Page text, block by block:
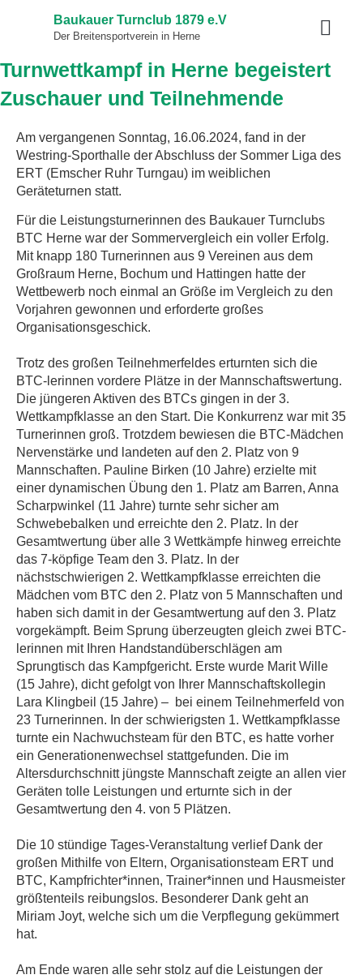
Baukauer Turnclub 1879 e.V
Der Breitensportverein in Herne
Turnwettkampf in Herne begeistert
Zuschauer und Teilnehmende
Am vergangenen Sonntag, 16.06.2024, fand in der
Westring-Sporthalle der Abschluss der Sommer Liga des
ERT (Emscher Ruhr Turngau) im weiblichen
Geräteturnen statt.
Für die Leistungsturnerinnen des Baukauer Turnclubs
BTC Herne war der Sommervergleich ein voller Erfolg.
Mit knapp 180 Turnerinnen aus 9 Vereinen aus dem
Großraum Herne, Bochum und Hattingen hatte der
Wettbewerb noch einmal an Größe im Vergleich zu den
Vorjahren gewonnen und erforderte großes
Organisationsgeschick.
Trotz des großen Teilnehmerfeldes erturnten sich die
BTC-lerinnen vordere Plätze in der Mannschaftswertung.
Die jüngeren Aktiven des BTCs gingen in der 3.
Wettkampfklasse an den Start. Die Konkurrenz war mit 35
Turnerinnen groß. Trotzdem bewiesen die BTC-Mädchen
Nervenstärke und landeten auf den 2. Platz von 9
Mannschaften. Pauline Birken (10 Jahre) erzielte mit
einer dynamischen Übung den 1. Platz am Barren, Anna
Scharpwinkel (11 Jahre) turnte sehr sicher am
Schwebebalken und erreichte den 2. Platz. In der
Gesamtwertung über alle 3 Wettkämpfe hinweg erreichte
das 7-köpfige Team den 3. Platz. In der
nächstschwierigen 2. Wettkampfklasse erreichten die
Mädchen vom BTC den 2. Platz von 5 Mannschaften und
haben sich damit in der Gesamtwertung auf den 3. Platz
vorgekämpft. Beim Sprung überzeugten gleich zwei BTC-
lerinnen mit Ihren Handstandüberschlägen am
Sprungtisch das Kampfgericht. Erste wurde Marit Wille
(15 Jahre), dicht gefolgt von Ihrer Mannschaftskollegin
Lara Klingbeil (15 Jahre) – bei einem Teilnehmerfeld von
23 Turnerinnen. In der schwierigsten 1. Wettkampfklasse
turnte ein Nachwuchsteam für den BTC, es hatte vorher
ein Generationenwechsel stattgefunden. Die im
Altersdurchschnitt jüngste Mannschaft zeigte an allen vier
Geräten tolle Leistungen und erturnte sich in der
Gesamtwertung den 4. von 5 Plätzen.
Die 10 stündige Tages-Veranstaltung verlief Dank der
großen Mithilfe von Eltern, Organisationsteam ERT und
BTC, Kampfrichter*innen, Trainer*innen und Hausmeister
größtenteils reibungslos. Besonderer Dank geht an
Miriam Joyt, welche sich um die Verpflegung gekümmert
hat.
Am Ende waren alle sehr stolz auf die Leistungen der